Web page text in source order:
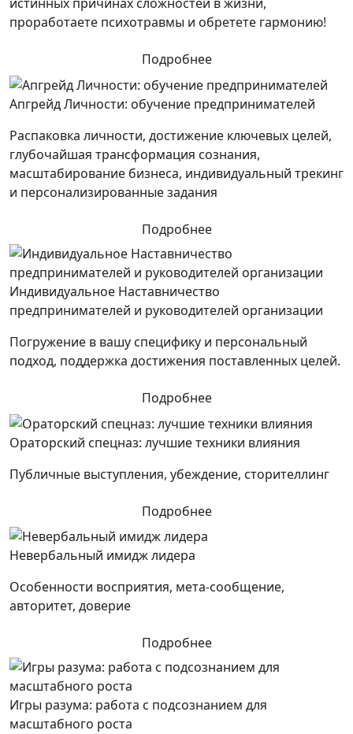
проработаете психотравмы и обретете гармонию!
Подробнее
Апгрейд Личности: обучение предпринимателей
Распаковка личности, достижение ключевых целей,
глубочайшая трансформация сознания,
масштабирование бизнеса, индивидуальный трекинг
и персонализированные задания
Подробнее
Индивидуальное Наставничество
предпринимателей и руководителей организации
Погружение в вашу специфику и персональный
подход, поддержка достижения поставленных целей.
Подробнее
Ораторский спецназ: лучшие техники влияния
Публичные выступления, убеждение, сторителлинг
Подробнее
Невербальный имидж лидера
Особенности восприятия, мета-сообщение,
авторитет, доверие
Подробнее
Игры разума: работа с подсознанием для
масштабного роста